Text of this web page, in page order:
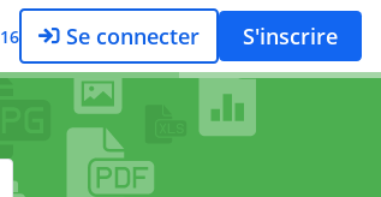
16 Se connecter S'inscrire